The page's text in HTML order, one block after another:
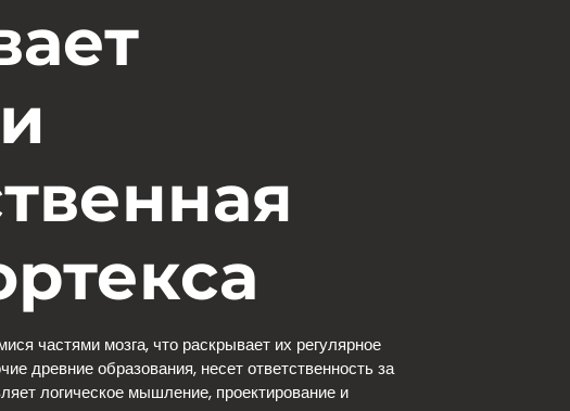
частями мозга, что раскрывает их регулярное
древние образования, несет ответственность за
логическое мышление, проектирование и